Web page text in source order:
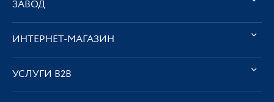
ЗАВОД
ИНТЕРНЕТ-МАГАЗИН
УСЛУГИ В2В